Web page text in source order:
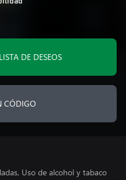
DE DESEOS
CÓDIGO
Uso de alcohol y tabaco